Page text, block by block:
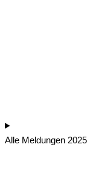
Alle Meldungen 2025